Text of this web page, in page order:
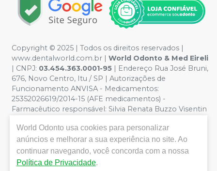
Copyright © 2025 | Todos os direitos reservados |
www.dentalworld.com.br | World Odonto & Med Eireli
| CNPJ: 03.454.363.0001-95 | Endereço Rua José Bruni,
676, Novo Centro, Itu / SP | Autorizações de
Funcionamento ANVISA - Medicamentos:
25352026619/2014-15 (AFE medicamentos) -
Farmacêutico responsável: Silvia Renata Buzzo Visentin
Segurança - Fotos meramente ilustrativas - Os preços e
condições da loja virtual estão sujeitos a alterações. Em
caso de divergência de preços no site, o valor válido é o
do Carrinho de Compra. Não vendemos por atacado,
World Odonto usa cookies para personalizar
anúncios e melhorar a sua experiência no site. Ao
continuar navegando, você concorda com a nossa
Política de Privacidade.